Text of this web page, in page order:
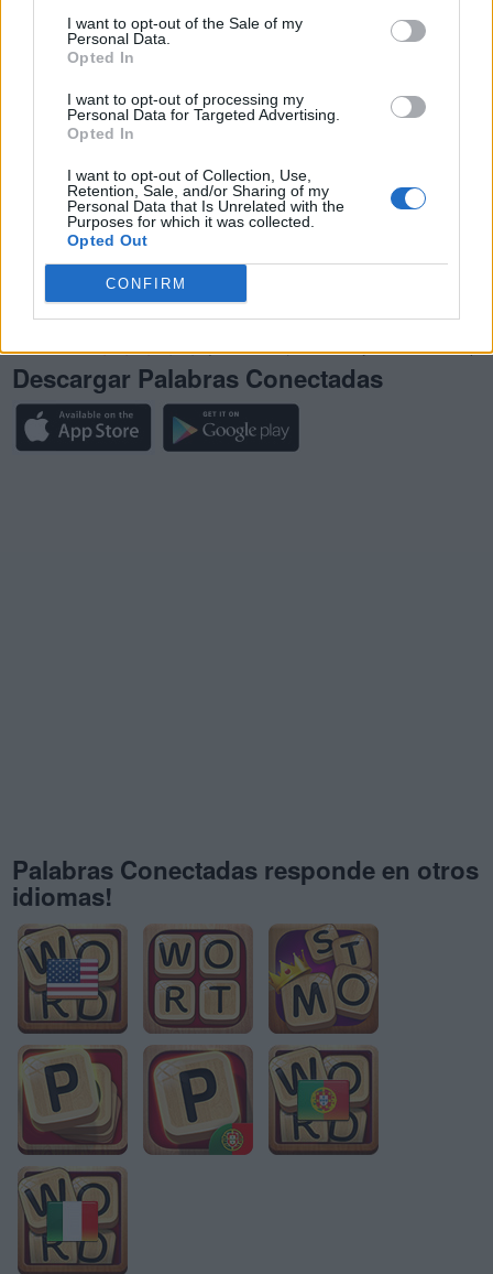
I want to opt-out of the Sale of my
Personal Data.
Opted In
I want to opt-out of processing my
Personal Data for Targeted Advertising.
Opted In
I want to opt-out of Collection, Use,
Retention, Sale, and/or Sharing of my
Personal Data that Is Unrelated with the
Purposes for which it was collected.
Opted Out
CONFIRM
Palabras Conectadas Respuesta de nivel 26457
Palabras Conectadas Respuesta de nivel 26458
Palabras Conectadas Respuesta de nivel 26460
Palabras Conectadas Respuesta de nivel 26461
Palabras Conectadas Respuesta de nivel 26462
Palabras Conectadas Respuesta de nivel 26463
Palabras Conectadas Respuesta de nivel 26464
Palabras Conectadas Respuesta de nivel 26465
Palabras Conectadas Respuesta de nivel 26466
(445votos, media:3,20fuera de 5)
Descargar Palabras Conectadas
Palabras Conectadas responde en otros
idiomas!